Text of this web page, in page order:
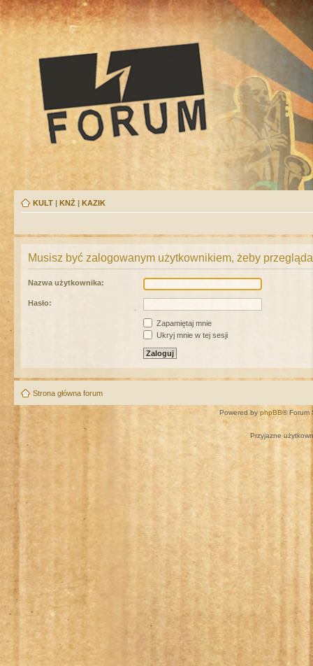
KULT | KNŻ | KAZIK
Musisz być zalogowanym użytkownikiem, żeby
Nazwa użytkownika:
Hasło:
Zapamiętaj mnie
Ukryj mnie w tej sesji
Strona główna forum
Powered by phpBB® Forum
Przyjazne